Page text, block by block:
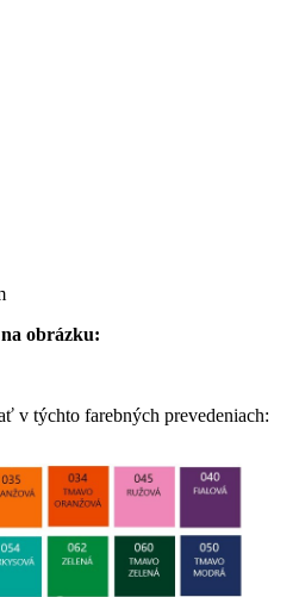
obrázku:
v týchto farebných prevedeniach: